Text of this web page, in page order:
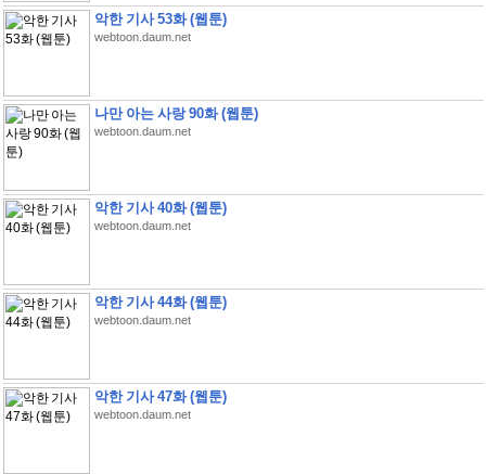
악한 기사 53화 (웹툰)
webtoon.daum.net
나만 아는 사랑 90화 (웹툰)
webtoon.daum.net
악한 기사 40화 (웹툰)
webtoon.daum.net
악한 기사 44화 (웹툰)
webtoon.daum.net
악한 기사 47화 (웹툰)
webtoon.daum.net